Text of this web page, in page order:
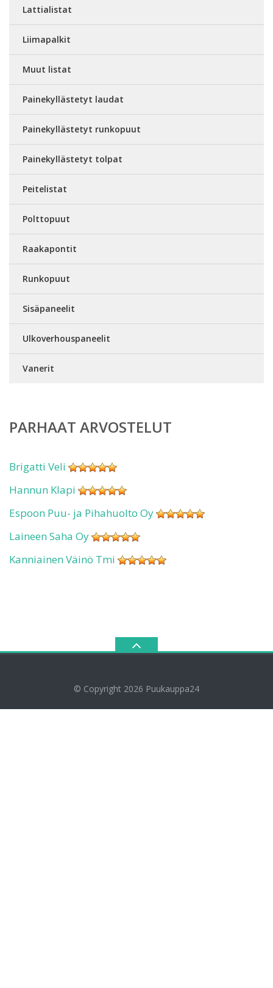
Lattialistat
Liimapalkit
Muut listat
Painekyllästetyt laudat
Painekyllästetyt runkopuut
Painekyllästetyt tolpat
Peitelistat
Polttopuut
Raakapontit
Runkopuut
Sisäpaneelit
Ulkoverhouspaneelit
Vanerit
PARHAAT ARVOSTELUT
Brigatti Veli
Hannun Klapi
Espoon Puu- ja Pihahuolto Oy
Laineen Saha Oy
Kanniainen Väinö Tmi
© Copyright 2026 Puukauppa24